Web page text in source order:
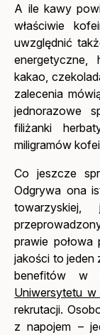
A ile kawy
właściwie
uwzględnić
energetyczne,
kakao,
zalecenia
jednorazowe
filiżanki
miligramów
Co jeszcze
Odgrywa ona
prawie
jakości to jeden
benefitów
Uniwersytetu w
rekrutacji.
z napojem –